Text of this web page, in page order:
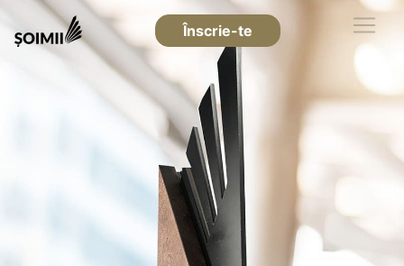
Înscrie-te